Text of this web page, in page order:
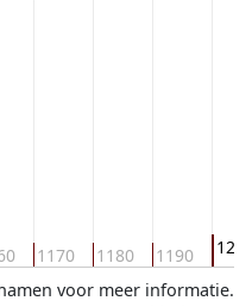
1170 1180 1190
voor meer informatie.